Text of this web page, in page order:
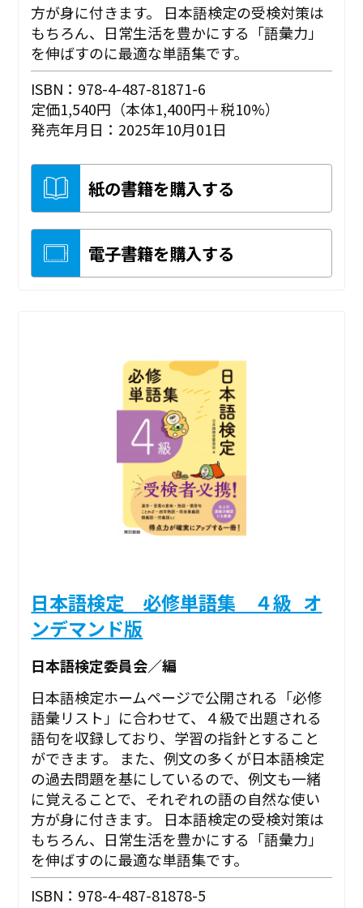
方が身に付きます。 日本語検定の受検対策は
もちろん、日常生活を豊かにする「語彙力」
を伸ばすのに最適な単語集です。
ISBN：978-4-487-81871-6
定価1,540円（本体1,400円＋税10%）
発売年月日：2025年10月01日
紙の書籍を購入する
電子書籍を購入する
日本語検定 必修単語集 ４級_オ
ンデマンド版
日本語検定委員会／編
日本語検定ホームページで公開される「必修
語彙リスト」に合わせて、４級で出題される
語句を収録しており、学習の指針とすること
ができます。 また、例文の多くが日本語検定
の過去問題を基にしているので、例文も一緒
に覚えることで、それぞれの語の自然な使い
方が身に付きます。 日本語検定の受検対策は
もちろん、日常生活を豊かにする「語彙力」
を伸ばすのに最適な単語集です。
ISBN：978-4-487-81878-5